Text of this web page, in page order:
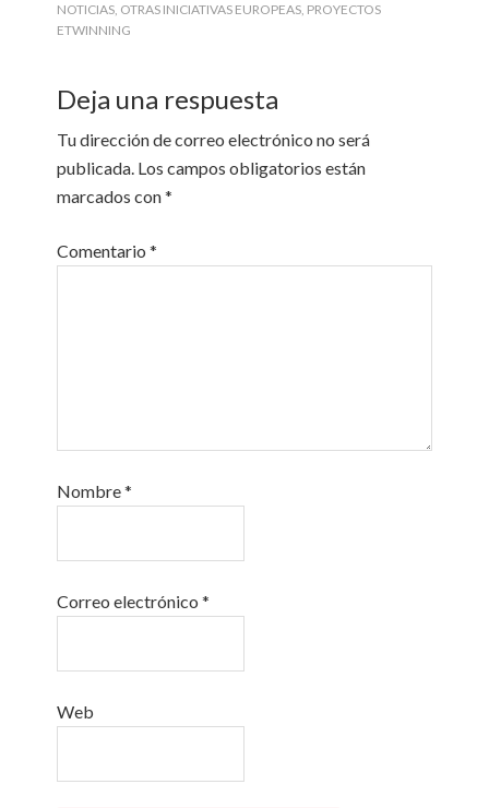
NOTICIAS, OTRAS INICIATIVAS EUROPEAS, PROYECTOS
ETWINNING
Deja una respuesta
Tu dirección de correo electrónico no será
publicada. Los campos obligatorios están
marcados con*
Comentario*
Nombre*
Correo electrónico*
Web